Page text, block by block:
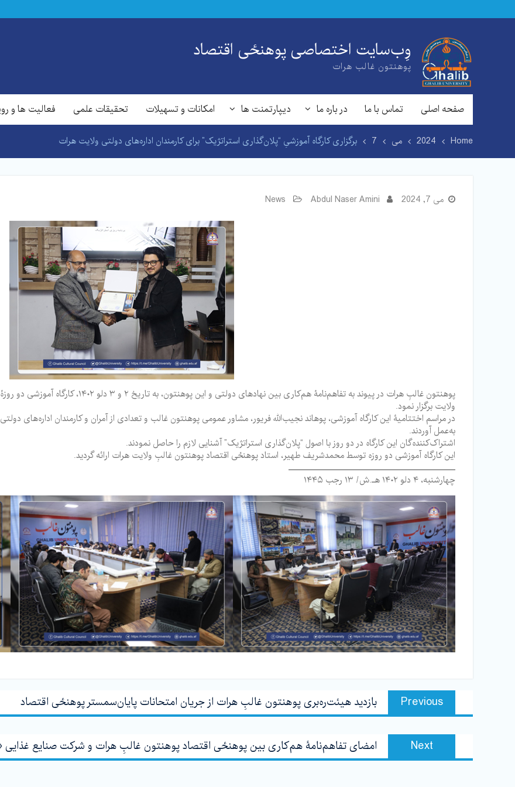
to
وِب‌سایت اختصاصی پوهنځی‌ اقتصاد
پوهنتون غالب هرات
صفحه اصلی تماس با ما در باره ما دیپارتمنت ها امکانات و تسهیلات تحقیقات علمی فعالیت ها و
Home
2024 می 7 برگزاری کارگاه آموزشیِ “پلان‌گذاری استراتژیک” برای کارمندان اداره‌های دولتی ولایت هرات‌
می 7, 2024 Abdul Naser Amini
News
پوهنتون غالبِ هرات در پیوند به تفاهم‌نامۀ هم‌کاری
ولایت برگزار نمود.
در مراسم اختتامیۀ این کارگاه آموزشی، پوهاند نجیب‌الله فریور، مشاور عمومی پوهنتون غالب و تعدادی از آمران و کارمندان اداره‌های
به‌عمل آوردند.
اشتراک‌کننده‌گان این کارگاه در دو روز با اصول “پلان‌گذاری استراتژیک” آشنایی لازم را حاصل نمودند.
این کارگاه آموزشی دو روزه توسط‌ محمدشریف طهیر، استاد پوهنځی اقتصاد پوهنتون غالبِ ولایت هرات ارائه گردید.
ـــــــــــــــــــــــــــــــــــــــــــــــــــــــــ
چهارشنبه، ۴ دلو ۱۴۰۲ هـ.ش/ ۱۳ رجب ۱۴۴۵
پیمایش
مشارکتPrevious
Previous
post:
بازدید هیئت‌ره‌بری پوهنتون غالبِ هرات از جریان امتحانات پایان‌سمستر پوهنځی اقتصاد
Next
Next
post:
امضای تفاهم‌نامۀ هم‌کاری بين پوهنځی اقتصاد پوهنتون غالبِ هرات و شرکت صنايع غذايی